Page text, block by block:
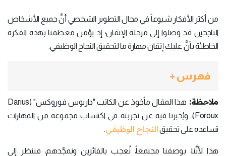
من أكثر الأفكار شيوعاً في مجال التطوير الشخصي أنَّ جميع الأشخاص
الناجحين قد وصلوا إلى مرحلة الإتقان؛ إذ يؤمن معظمنا بهذه الفكرة
الخاطئة بأنَّ عليك إتقان مهارة ما لتحقيق النجاح الوظيفي.
فهرس +
ملاحظة:
هذا المقال مأخوذ عن الكاتب "داريوس فوروكس" (Darius
Foroux)، ويُخبرنا فيه عن تجربته في اكتساب مجموعة من المهارات
تساعده على تحقيقالنجاح الوظيفي.
هذا لأنَّنا، بوصفنا مجتمعاً، نُعجب بالفائزين ونمجِّدهم، فننظر إلى